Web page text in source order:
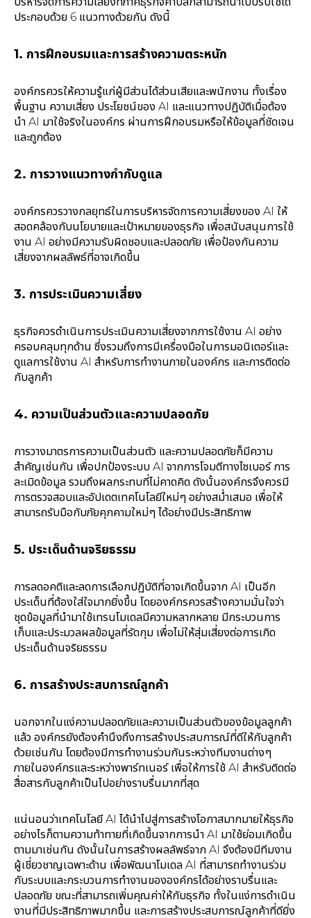
ประกอบด้วย 6 แนวทางด้วยกัน ดังนี้
1. การฝึกอบรมและการสร้างความตระหนัก
องค์กรควรให้ความรู้แก่ผู้มีส่วนได้ส่วนเสียและพนักงาน ทั้งเรื่อง
พื้นฐาน ความเสี่ยง ประโยชน์ของ AI และแนวทางปฏิบัติเมื่อต้อง
นำ AI มาใช้จริงในองค์กร ผ่านการฝึกอบรมหรือให้ข้อมูลที่ชัดเจน
และถูกต้อง
2. การวางแนวทางกำกับดูแล
องค์กรควรวางกลยุทธ์ในการบริหารจัดการความเสี่ยงของ AI ให้
สอดคล้องกับนโยบายและเป้าหมายของธุรกิจ เพื่อสนับสนุนการใช้
งาน AI อย่างมีความรับผิดชอบและปลอดภัย เพื่อป้องกันความ
เสี่ยงจากผลลัพธ์ที่อาจเกิดขึ้น
3. การประเมินความเสี่ยง
ธุรกิจควรดำเนินการประเมินความเสี่ยงจากการใช้งาน AI อย่าง
ครอบคลุมทุกด้าน ซึ่งรวมถึงการมีเครื่องมือในการมอนิเตอร์และ
ดูแลการใช้งาน AI สำหรับการทำงานภายในองค์กร และการติดต่อ
กับลูกค้า
4. ความเป็นส่วนตัวและความปลอดภัย
การวางมาตรการความเป็นส่วนตัว และความปลอดภัยก็มีความ
สำคัญเช่นกัน เพื่อปกป้องระบบ AI จากการโจมตีทางไซเบอร์ การ
ละเมิดข้อมูล รวมถึงผลกระทบที่ไม่คาดคิด ดังนั้นองค์กรจึงควรมี
การตรวจสอบและอัปเดตเทคโนโลยีใหม่ๆ อย่างสม่ำเสมอ เพื่อให้
สามารถรับมือกับภัยคุกคามใหม่ๆ ได้อย่างมีประสิทธิภาพ
5. ประเด็นด้านจริยธรรม
การลดอคติและลดการเลือกปฏิบัติที่อาจเกิดขึ้นจาก AI เป็นอีก
ประเด็นที่ต้องใส่ใจมากยิ่งขึ้น โดยองค์กรควรสร้างความมั่นใจว่า
ชุดข้อมูลที่นำมาใช้เทรนโมเดลมีความหลากหลาย มีกระบวนการ
เก็บและประมวลผลข้อมูลที่รัดกุม เพื่อไม่ให้สุ่มเสี่ยงต่อการเกิด
ประเด็นด้านจริยธรรม
6. การสร้างประสบการณ์ลูกค้า
นอกจากในแง่ความปลอดภัยและความเป็นส่วนตัวของข้อมูลลูกค้า
แล้ว องค์กรยังต้องคำนึงถึงการสร้างประสบการณ์ที่ดีให้กับลูกค้า
ด้วยเช่นกัน โดยต้องมีการทำงานร่วมกันระหว่างทีมงานต่างๆ
ภายในองค์กรและระหว่างพาร์ทเนอร์ เพื่อให้การใช้ AI สำหรับติดต่อ
สื่อสารกับลูกค้าเป็นไปอย่างราบรื่นมากที่สุด
แน่นอนว่าเทคโนโลยี AI ได้นำไปสู่การสร้างโอกาสมากมายให้ธุรกิจ
อย่างไรก็ตามความท้าทายที่เกิดขึ้นจากการนำ AI มาใช้ย่อมเกิดขึ้น
ตามมาเช่นกัน ดังนั้นในการสร้างผลลัพธ์จาก AI จึงต้องมีทีมงาน
ผู้เชี่ยวชาญเฉพาะด้าน เพื่อพัฒนาโมเดล AI ที่สามารถทำงานร่วม
กับระบบและกระบวนการทำงานขององค์กรได้อย่างราบรื่นและ
ปลอดภัย ขณะที่สามารถเพิ่มคุณค่าให้กับธุรกิจ ทั้งในแง่การดำเนิน
งานที่มีประสิทธิภาพมากขึ้น และการสร้างประสบการณ์ลูกค้าที่ดียิ่ง